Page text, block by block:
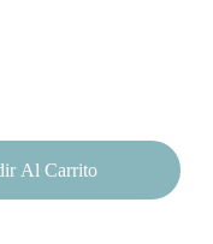
Al Carrito